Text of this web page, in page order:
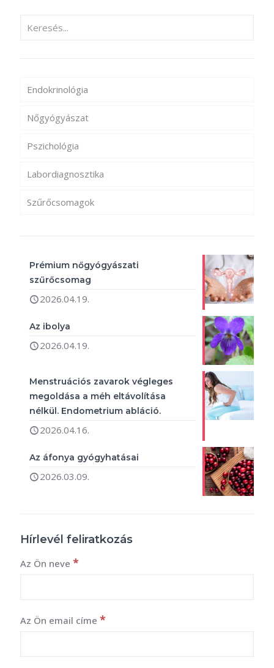
Endokrinológia
Nőgyógyászat
Pszichológia
Labordiagnosztika
Szűrőcsomagok
Prémium nőgyógyászati
szűrőcsomag
2026.04.19.
Az ibolya
2026.04.19.
Menstruációs zavarok végleges
megoldása a méh eltávolítása
nélkül. Endometrium abláció.
2026.04.16.
Az áfonya gyógyhatásai
2026.03.09.
Hírlevél feliratkozás
Az Ön neve *
Az Ön email címe *